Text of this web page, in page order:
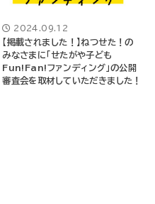
2024.09.12
【掲載されました！】ねつせた！の
みなさまに「せたがや子ども
Fun!Fan!ファンディング」の公開
審査会を取材していただきました！